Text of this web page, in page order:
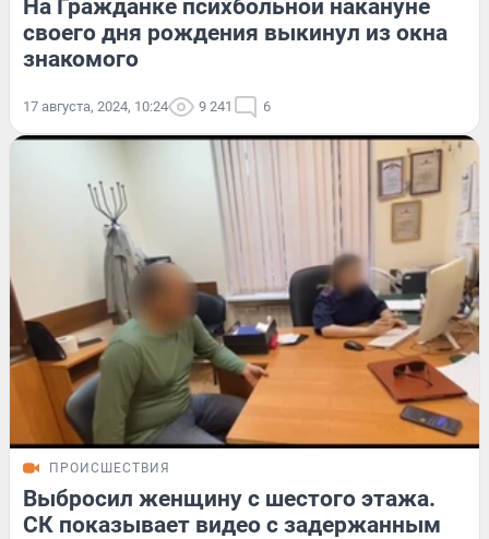
На Гражданке психбольной накануне
своего дня рождения выкинул из окна
знакомого
17 августа, 2024, 10:24 9 241 6
ПРОИСШЕСТВИЯ
Выбросил женщину с шестого этажа.
СК показывает видео с задержанным